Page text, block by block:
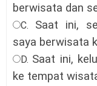
berwisata dan
C. Saat ini,
saya berwisata
D. Saat ini,
ke tempat